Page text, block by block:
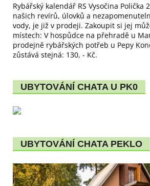
Rybářský kalendář RS Vysočina Polička
našich revírů, úlovků a
vody, je již v prodeji. Zakoupit si jej
místech: V hospůdce na přehradě u
prodejně rybářských potřeb u Pepy
zůstává stejná: 130, - Kč.
UBYTOVÁNÍ CHATA U PK0
UBYTOVÁNÍ CHATA PEKLO